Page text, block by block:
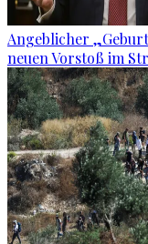
Angeblicher
neuen Vorstoß im